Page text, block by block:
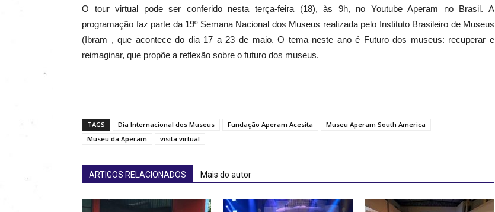
O tour virtual pode ser conferido nesta terça-feira (18), às 9h, no Youtube Aperam no Brasil. A
programação faz parte da 19º Semana Nacional dos Museus realizada pelo Instituto Brasileiro de Museus
(Ibram , que acontece do dia 17 a 23 de maio. O tema neste ano é Futuro dos museus: recuperar e
reimaginar, que propõe a reflexão sobre o futuro dos museus.
TAGS Dia Internacional dos Museus Fundação Aperam Acesita
Museu Aperam South America
Museu da Aperam
visita virtual
ARTIGOS RELACIONADOS Mais do autor